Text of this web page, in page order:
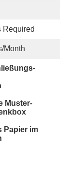
Required
month
Muster-
Papier im